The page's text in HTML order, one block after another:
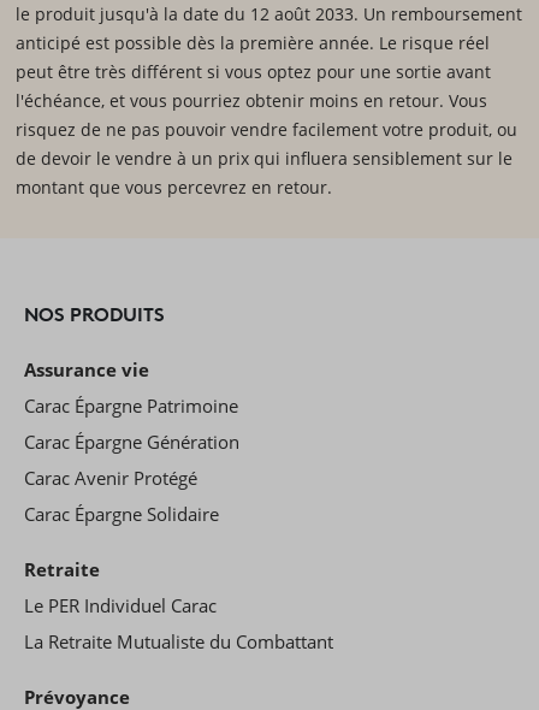
le produit jusqu'à la date du 12 août 2033. Un remboursement
anticipé est possible dès la première année. Le risque réel
peut être très différent si vous optez pour une sortie avant
l'échéance, et vous pourriez obtenir moins en retour. Vous
risquez de ne pas pouvoir vendre facilement votre produit, ou
de devoir le vendre à un prix qui influera sensiblement sur le
montant que vous percevrez en retour.
NOS PRODUITS
Assurance vie
Carac Épargne Patrimoine
Carac Épargne Génération
Carac Avenir Protégé
Carac Épargne Solidaire
Retraite
Le PER Individuel Carac
La Retraite Mutualiste du Combattant
Prévoyance